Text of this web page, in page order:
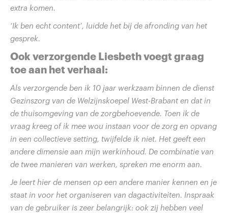
extra komen.
‘Ik ben echt content’, luidde het bij de afronding van het
gesprek.
Ook verzorgende Liesbeth voegt graag
toe aan het verhaal:
Als verzorgende ben ik 10 jaar werkzaam binnen de dienst
Gezinszorg van de Welzijnskoepel West-Brabant en dat in
de thuisomgeving van de zorgbehoevende. Toen ik de
vraag kreeg of ik mee wou instaan voor de zorg en opvang
in een collectieve setting, twijfelde ik niet. Het geeft een
andere dimensie aan mijn werkinhoud. De combinatie van
de twee manieren van werken, spreken me enorm aan.
Je leert hier de mensen op een andere manier kennen en je
staat in voor het organiseren van dagactiviteiten. Inspraak
van de gebruiker is zeer belangrijk: ook zij hebben veel